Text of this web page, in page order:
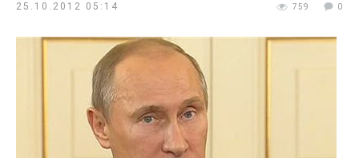
25.10.2012 05:14 759 0